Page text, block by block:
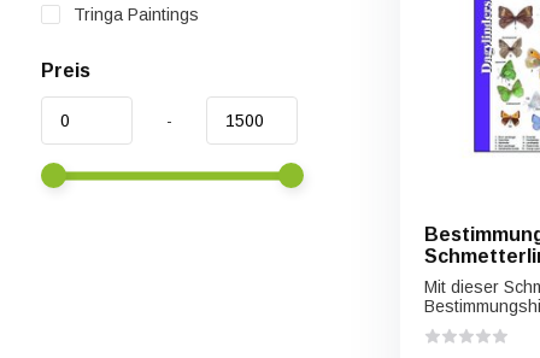
Tringa Paintings
Preis
-
Mit dieser